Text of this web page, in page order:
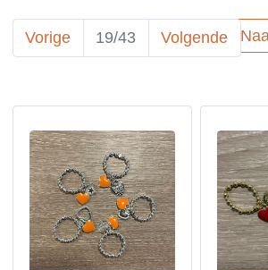
Sorteer op:
Vorige 19/43 Volgende